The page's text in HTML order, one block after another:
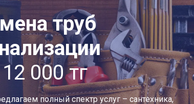
труб
000 тг
полный спектр услуг – сантехника,